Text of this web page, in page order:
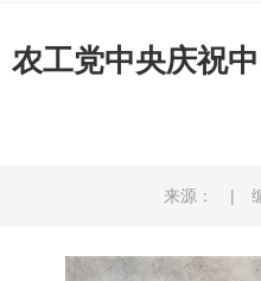
农工党中央庆祝
来源： |